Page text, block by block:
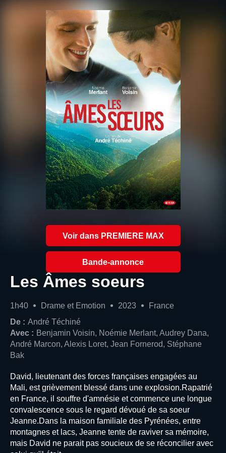
Voir dans PREMIERE MAX
Bande-annonce
Les Âmes soeurs
1h40 Drame et Emotion 2023
France
De : André Téchiné
Avec : Benjamin Voisin, Noémie Merlant, Audrey Dana,
André Marcon, Alexis Loret, Jean Fornerod, Stéphane
Bak
David, lieutenant des forces françaises engagées au
Mali, est grièvement blessé dans une explosion.Rapatrié
en France, il souffre d'amnésie et commence une longue
convalescence sous le regard dévoué de sa soeur
Jeanne.Dans la maison familiale des Pyrénées, entre
montagnes et lacs, Jeanne tente de raviver sa mémoire,
mais David ne parait pas soucieux de se réconcilier avec